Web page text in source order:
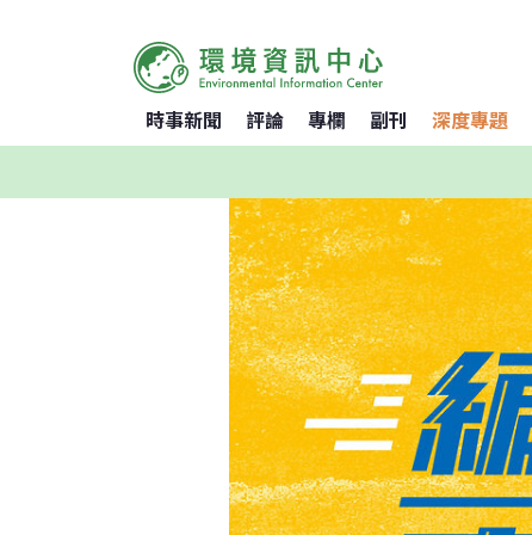
時事新聞 評論 專欄 副刊 深度專題